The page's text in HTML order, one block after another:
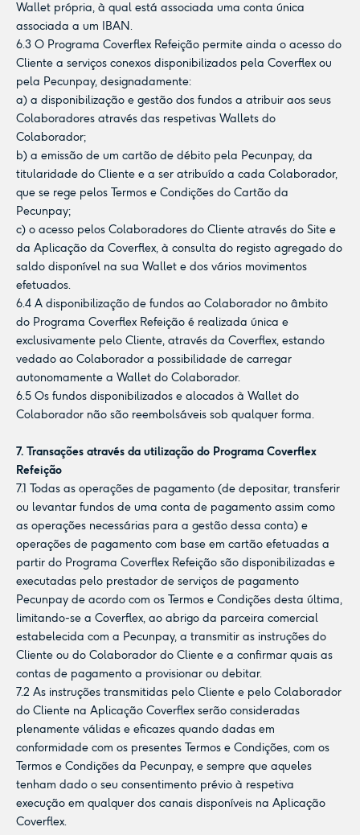
Wallet própria, à qual está associada uma conta única
associada a um IBAN.
6.3 O Programa Coverflex Refeição permite ainda o acesso do
Cliente a serviços conexos disponibilizados pela Coverflex ou
pela Pecunpay, designadamente:
a) a disponibilização e gestão dos fundos a atribuir aos seus
Colaboradores através das respetivas Wallets do
Colaborador;
b) a emissão de um cartão de débito pela Pecunpay, da
titularidade do Cliente e a ser atribuído a cada Colaborador,
que se rege pelos Termos e Condições do Cartão da
Pecunpay;
c) o acesso pelos Colaboradores do Cliente através do Site e
da Aplicação da Coverflex, à consulta do registo agregado do
saldo disponível na sua Wallet e dos vários movimentos
efetuados.
6.4 A disponibilização de fundos ao Colaborador no âmbito
do Programa Coverflex Refeição é realizada única e
exclusivamente pelo Cliente, através da Coverflex, estando
vedado ao Colaborador a possibilidade de carregar
autonomamente a Wallet do Colaborador.
6.5 Os fundos disponibilizados e alocados à Wallet do
Colaborador não são reembolsáveis sob qualquer forma.
7. Transações através da utilização do Programa Coverflex
Refeição
7.1 Todas as operações de pagamento (de depositar, transferir
ou levantar fundos de uma conta de pagamento assim como
as operações necessárias para a gestão dessa conta) e
operações de pagamento com base em cartão efetuadas a
partir do Programa Coverflex Refeição são disponibilizadas e
executadas pelo prestador de serviços de pagamento
Pecunpay de acordo com os Termos e Condições desta última,
limitando-se a Coverflex, ao abrigo da parceira comercial
estabelecida com a Pecunpay, a transmitir as instruções do
Cliente ou do Colaborador do Cliente e a confirmar quais as
contas de pagamento a provisionar ou debitar.
7.2 As instruções transmitidas pelo Cliente e pelo Colaborador
do Cliente na Aplicação Coverflex serão consideradas
plenamente válidas e eficazes quando dadas em
conformidade com os presentes Termos e Condições, com os
Termos e Condições da Pecunpay, e sempre que aqueles
tenham dado o seu consentimento prévio à respetiva
execução em qualquer dos canais disponíveis na Aplicação
Coverflex.